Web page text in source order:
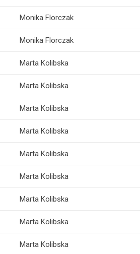
Monika Florczak
Monika Florczak
Marta Kolibska
Marta Kolibska
Marta Kolibska
Marta Kolibska
Marta Kolibska
Marta Kolibska
Marta Kolibska
Marta Kolibska
Marta Kolibska